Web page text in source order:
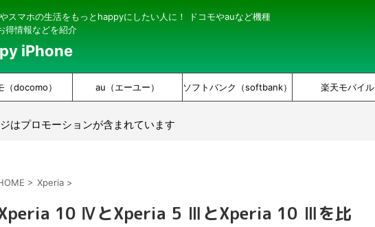
スマホの生活をもっとhappyにしたい人に！ ドコモやauなど機種
得情報などを紹介
iPhone
（docomo） au（エーユー） ソフトバンク（softbank） 楽天モバイル
はプロモーションが含まれています
> Xperia >
10 ⅣとXperia 5 ⅢとXperia 10 Ⅲを比